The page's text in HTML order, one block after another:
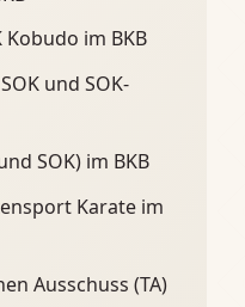
im BKB
und SOK-
SOK) im BKB
Karate im
Ausschuss (TA)